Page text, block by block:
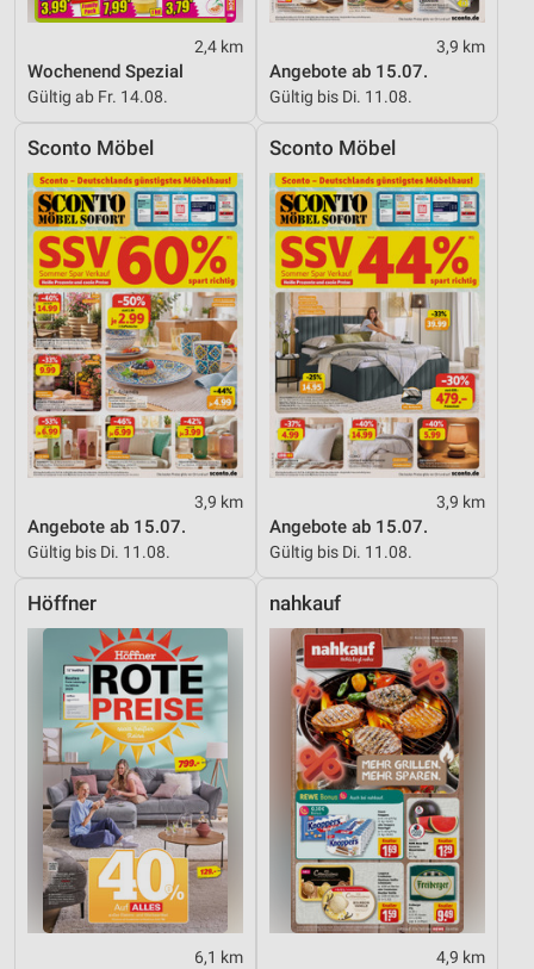
2,4 km
Wochenend Spezial
Gültig ab Fr. 14.08.
3,9 km
Angebote ab 15.07.
Gültig bis Di. 11.08.
Sconto Möbel
3,9 km
Angebote ab 15.07.
Gültig bis Di. 11.08.
Sconto Möbel
3,9 km
Angebote ab 15.07.
Gültig bis Di. 11.08.
Höffner
6,1 km
nahkauf
4,9 km